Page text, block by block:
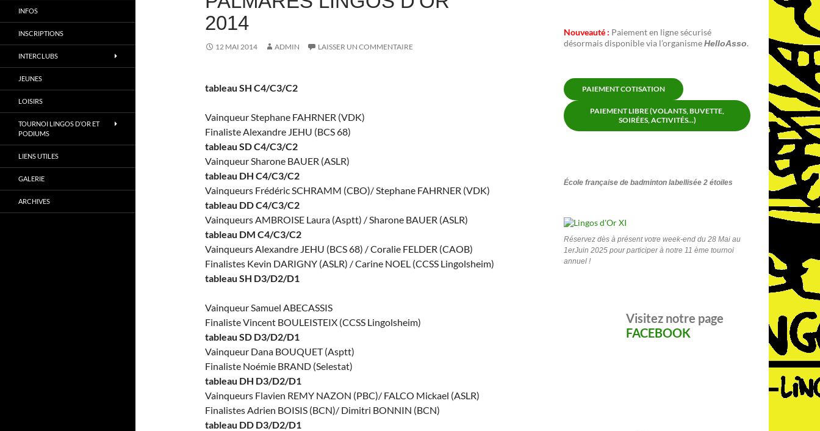
2014
12 MAI 2014 ADMIN LAISSER UN COMMENTAIRE
tableau SH C4/C3/C2
Vainqueur Stephane FAHRNER (VDK)
Finaliste Alexandre JEHU (BCS 68)
tableau SD C4/C3/C2
Vainqueur Sharone BAUER (ASLR)
tableau DH C4/C3/C2
Vainqueurs Frédéric SCHRAMM (CBO)/ Stephane FAHRNER (VDK)
tableau DD C4/C3/C2
Vainqueurs AMBROISE Laura (Asptt) / Sharone BAUER (ASLR)
tableau DM C4/C3/C2
Vainqueurs Alexandre JEHU (BCS 68) / Coralie FELDER (CAOB)
Finalistes Kevin DARIGNY (ASLR) / Carine NOEL (CCSS Lingolsheim)
tableau SH D3/D2/D1
Vainqueur Samuel ABECASSIS
Finaliste Vincent BOULEISTEIX (CCSS Lingolsheim)
tableau SD D3/D2/D1
Vainqueur Dana BOUQUET (Asptt)
Finaliste Noémie BRAND (Selestat)
tableau DH D3/D2/D1
Vainqueurs Flavien REMY NAZON (PBC)/ FALCO Mickael (ASLR)
Finalistes Adrien BOISIS (BCN)/ Dimitri BONNIN (BCN)
tableau DD D3/D2/D1
Nouveauté : Paiement en ligne sécurisé
désormais disponible via l’organismeHelloAsso.
PAIEMENT COTISATION
PAIEMENT LIBRE (VOLANTS, BUVETTE,
SOIRÉES, ACTIVITÉS...)
École française de badminton labellisée 2 étoiles
Réservez dès à présent votre week-end du 28 Mai au
1erJuin 2025 pour participer à notre 11 ème tournoi
annuel !
Visitez notre page
FACEBOOK
INFOS
INSCRIPTIONS
INTERCLUBS
JEUNES
LOISIRS
TOURNOI LINGOS D’OR ET
PODIUMS
LIENS UTILES
GALERIE
ARCHIVES